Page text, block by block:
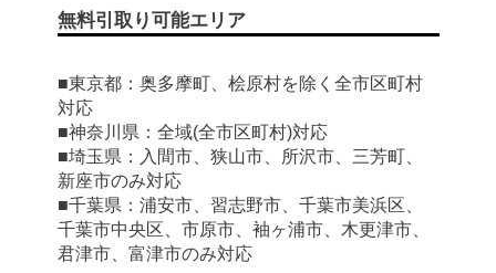
無料引取り可能エリア
■東京都：奥多摩町、桧原村を除く全市区町村
対応
■神奈川県：全域(全市区町村)対応
■埼玉県：入間市、狭山市、所沢市、三芳町、
新座市のみ対応
■千葉県：浦安市、習志野市、千葉市美浜区、
千葉市中央区、市原市、袖ヶ浦市、木更津市、
君津市、富津市のみ対応